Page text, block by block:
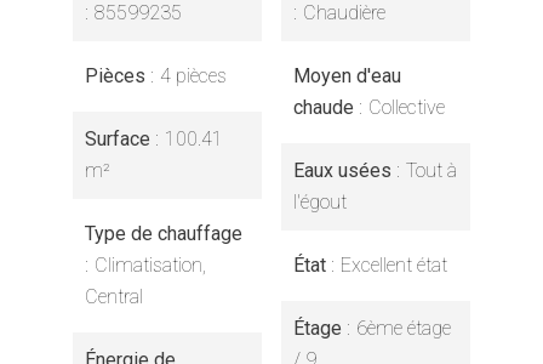
85599235
Pièces 4 pièces
Surface
100.41
m²
Type de chauffage
Climatisation,
Central
Chaudière
Moyen d'eau
chaude
Collective
Eaux usées
Tout à
l'égout
État Excellent état
Étage
6ème étage